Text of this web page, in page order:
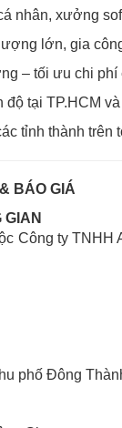
nhân, xưởng
lớn, gia
– tối ưu chi phí
tại TP.HCM
tỉnh thành trên
BÁO GIÁ
GIAN
Công ty TNHH
phố Đông